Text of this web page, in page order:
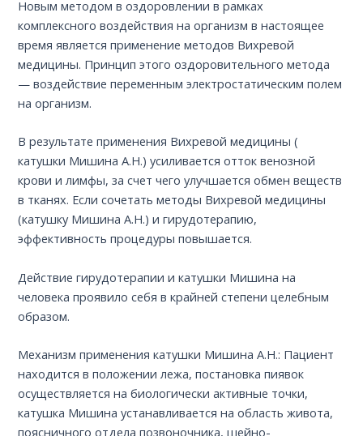
Новым методом в оздоровлении в рамках
комплексного воздействия на организм в настоящее
время является применение методов Вихревой
медицины. Принцип этого оздоровительного метода
— воздействие переменным электростатическим полем
на организм.
В результате применения Вихревой медицины (
катушки Мишина А.Н.) усиливается отток венозной
крови и лимфы, за счет чего улучшается обмен веществ
в тканях. Если сочетать методы Вихревой медицины
(катушку Мишина А.Н.) и гирудотерапию,
эффективность процедуры повышается.
Действие гирудотерапии и катушки Мишина на
человека проявило себя в крайней степени целебным
образом.
Механизм применения катушки Мишина А.Н.: Пациент
находится в положении лежа, постановка пиявок
осуществляется на биологически активные точки,
катушка Мишина устанавливается на область живота,
поясничного отдела позвоночника, шейно-